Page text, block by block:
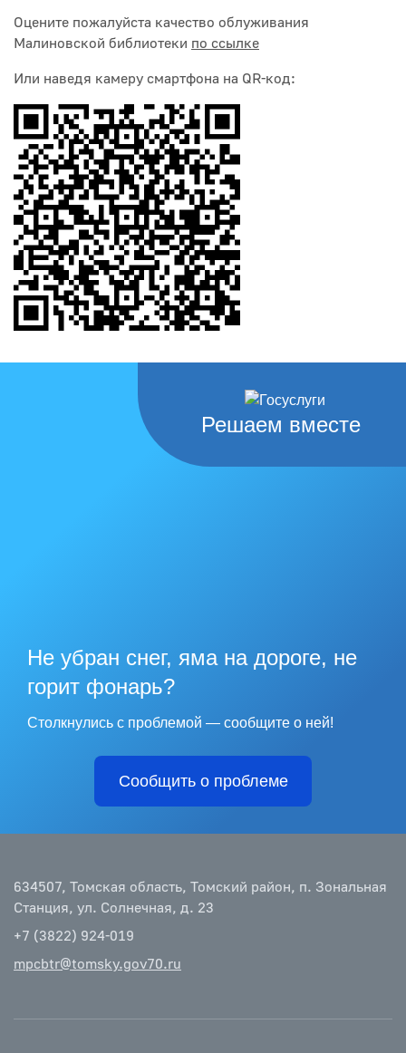
Оцените пожалуйста качество облуживания
Малиновской библиотеки по ссылке
Или наведя камеру смартфона на QR-код:
Решаем вместе
Не убран снег, яма на дороге, не
горит фонарь?
Столкнулись с проблемой — сообщите о ней!
Сообщить о проблеме
634507, Томская область, Томский район, п. Зональная
Станция, ул. Солнечная, д. 23
+7 (3822) 924-019
mpcbtr@tomsky.gov70.ru